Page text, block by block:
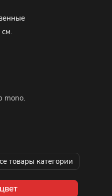
mono.
товары категории